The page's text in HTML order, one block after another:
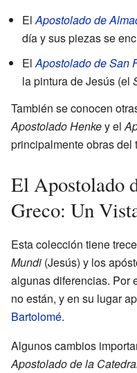
ElApostolado de
día y sus piezas se
ElApostolado de San
la pintura de Jesús (el
También se conocen
Apostolado Henkey el
principalmente obras del
El Apostolado
Greco: Un
Esta colección tiene
Mundi (Jesús) y los
algunas diferencias. Por
no están, y en su lugar
Bartolomé.
Algunos cambios
Apostolado de la